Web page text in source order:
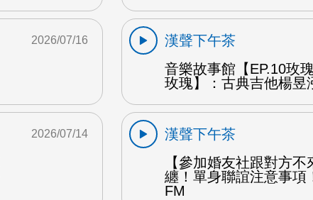
2026/07/16
漢聲下午茶
音樂故事館【EP.10玫
玫瑰】：古典吉他楊昱
2026/07/14
漢聲下午茶
【參加婚友社跟對方
纏！單身聯誼注意事項
FM